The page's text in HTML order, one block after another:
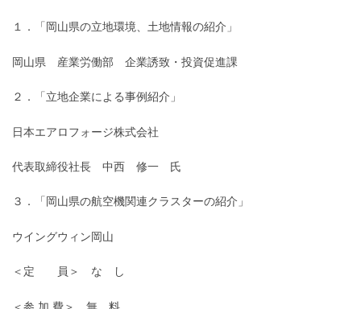
１．「岡山県の立地環境、土地情報の紹介」
岡山県 産業労働部 企業誘致・投資促進課
２．「立地企業による事例紹介」
日本エアロフォージ株式会社
代表取締役社長 中西 修一 氏
３．「岡山県の航空機関連クラスターの紹介」
ウイングウィン岡山
＜定 員＞ な し
＜参 加 費＞ 無 料